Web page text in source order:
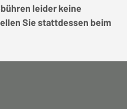
leider keine
Sie stattdessen beim